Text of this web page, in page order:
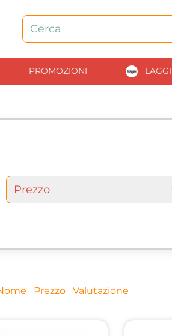
PROMOZIONI
Prezzo
Prezzo Valutazione